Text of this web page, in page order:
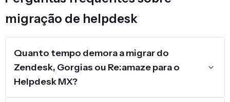
migração de helpdesk
Quanto tempo demora a migrar do
Zendesk, Gorgias ou Re:amaze para o
Helpdesk MX?